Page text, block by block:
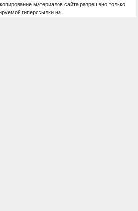
материалов сайта разрешено только
гиперссылки на